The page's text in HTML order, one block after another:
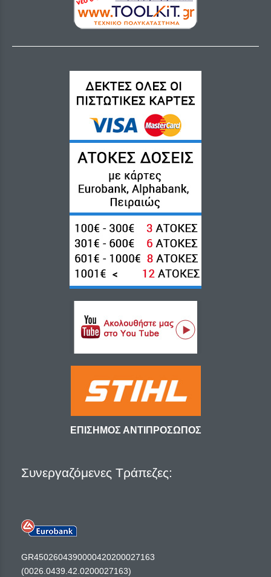
ΕΠΙΣΗΜΟΣ ΑΝΤΙΠΡΟΣΩΠΟΣ
Συνεργαζόμενες Τράπεζες:
GR4502604390000420200027163
(0026.0439.42.0200027163)